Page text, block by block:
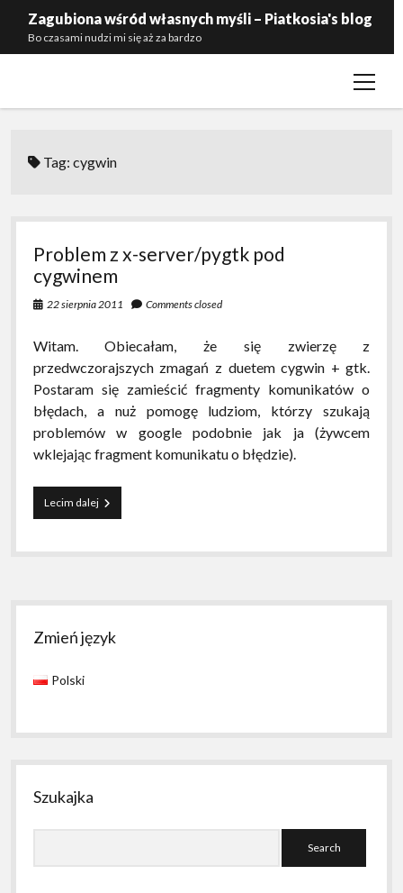
Zagubiona wśród własnych myśli – Piatkosia's blog
Bo czasami nudzi mi się aż za bardzo
open
Tag:cygwin
Problem z x-server/pygtk pod
cygwinem
22 sierpnia 2011 Comments closed
Witam. Obiecałam, że się zwierzę z
przedwczorajszych zmagań z duetem cygwin + gtk.
Postaram się zamieścić fragmenty komunikatów o
błędach, a nuż pomogę ludziom, którzy szukają
problemów w google podobnie jak ja (żywcem
wklejając fragment komunikatu o błędzie).
Lecim dalejProblem
z
server/pygtk
Sidebar
Zmień język
Polski
Szukajka